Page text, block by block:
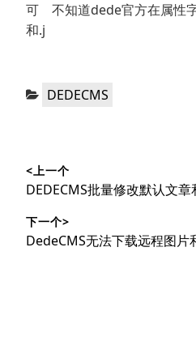
可 不知道dede官方在属性
和.j
分
DEDECMS
章
导
航
<上一个
上
文
章：
DEDECMS批量修改默认文
下一个>
下
DedeCMS无法下载远程图片